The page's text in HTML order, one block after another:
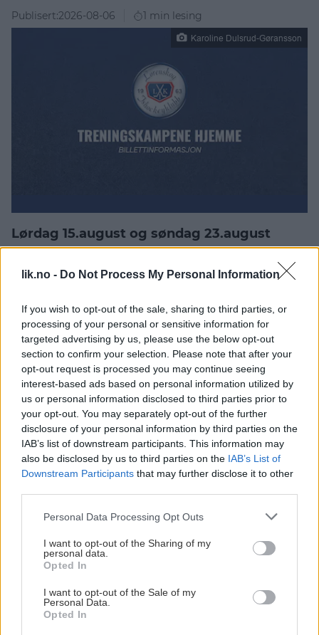
lik.no - Do Not Process My Personal Information
If you wish to opt-out of the sale, sharing to third parties, or
processing of your personal or sensitive information for
targeted advertising by us, please use the below opt-out
section to confirm your selection. Please note that after your
opt-out request is processed you may continue seeing
interest-based ads based on personal information utilized by
us or personal information disclosed to third parties prior to
your opt-out. You may separately opt-out of the further
disclosure of your personal information by third parties on the
IAB’s list of downstream participants. This information may
also be disclosed by us to third parties on the IAB’s List of
Downstream Participants that may further disclose it to other
Please note that this website/app uses one or more Google
not limited to your visit or usage behaviour. You may click to
grant or deny consent to Google and its third-party tags to
use your data for below specified purposes in below Google
consent section.
Personal Data Processing Opt Outs
I want to opt-out of the Sharing of my
personal data.
Opted In
I want to opt-out of the Sale of my
Personal Data.
Opted In
Publisert:2026-08-06 1 min lesing
Karoline Dulsrud-Gøransson
Lørdag 15.august og søndag 23.august
møter vi henholdsvis Comet og Gjøvik
hjemme i sesongens treningskamper i
I påvente av at billettsystemet er fullt oppe og går,
vil vi ha gratis inngang for barn til og med 16 år. Alle
andre betaler 100kr i døra via Vipps.
Vi ser frem til og se dere alle i Lørenskog Ishall
igjen!
LØRENSKOG ELITE
RONNY THORKILDSEN: – SAMMEN KAN
VI SKAPE MER LIV PÅ TRIBUNEN
Publisert: 2026-07-21 4 min lesing